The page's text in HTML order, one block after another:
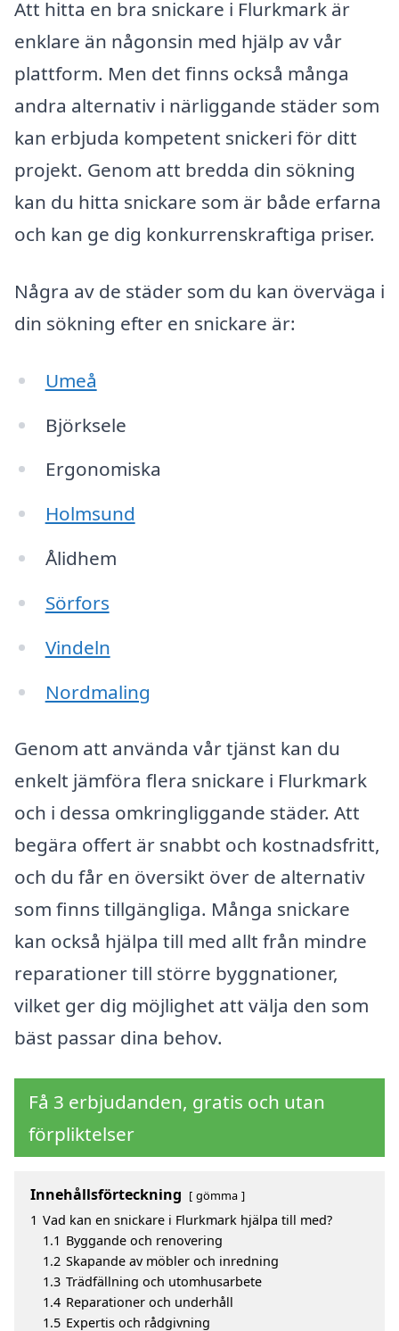
Att hitta en bra snickare i Flurkmark är
enklare än någonsin med hjälp av vår
plattform. Men det finns också många
andra alternativ i närliggande städer som
kan erbjuda kompetent snickeri för ditt
projekt. Genom att bredda din sökning
kan du hitta snickare som är både erfarna
och kan ge dig konkurrenskraftiga priser.
Några av de städer som du kan överväga i
din sökning efter en snickare är:
Umeå
Björksele
Ergonomiska
Holmsund
Ålidhem
Sörfors
Vindeln
Nordmaling
Genom att använda vår tjänst kan du
enkelt jämföra flera snickare i Flurkmark
och i dessa omkringliggande städer. Att
begära offert är snabbt och kostnadsfritt,
och du får en översikt över de alternativ
som finns tillgängliga. Många snickare
kan också hjälpa till med allt från mindre
reparationer till större byggnationer,
vilket ger dig möjlighet att välja den som
bäst passar dina behov.
Få 3 erbjudanden, gratis och utan
förpliktelser
Innehållsförteckning gömma
1 Vad kan en snickare i Flurkmark hjälpa till med?
1.1 Byggande och renovering
1.2 Skapande av möbler och inredning
1.3 Trädfällning och utomhusarbete
1.4 Reparationer och underhåll
1.5 Expertis och rådgivning